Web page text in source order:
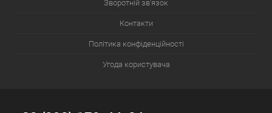
Зворотній зв'язок
Контакти
Політика конфіденційності
Угода користувача